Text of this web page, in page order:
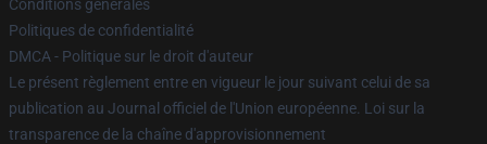
Conditions générales
Politiques de confidentialité
DMCA - Politique sur le droit d'auteur
Le présent règlement entre en vigueur le jour suivant celui de sa
publication au Journal officiel de l'Union européenne. Loi sur la
transparence de la chaîne d'approvisionnement